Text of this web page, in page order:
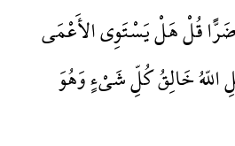
ضَرًّا قُلْ هَلْ يَسْتَوِي الأَعْمَى
اللّهُ خَالِقُ كُلِّ شَيْءٍ وَهُوَ